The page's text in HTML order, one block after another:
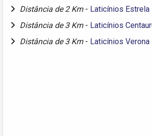
Distância de 2 Km - Laticínios Estrela
Distância de 3 Km - Laticínios
Distância de 3 Km - Laticínios Verona